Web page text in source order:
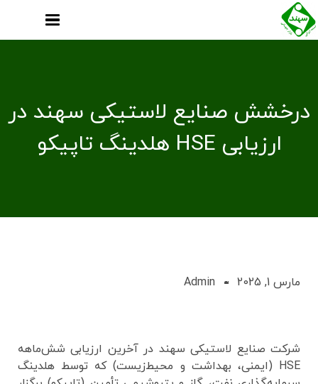
درخشش صنایع لاستیکی سهند در
ارزیابی HSE هلدینگ تاپیکو
مارس 1, 2025 Admin
شرکت صنایع لاستیکی سهند در آخرین ارزیابی شش‌ماهه
HSE (ایمنی، بهداشت و محیط‌زیست) که توسط هلدینگ